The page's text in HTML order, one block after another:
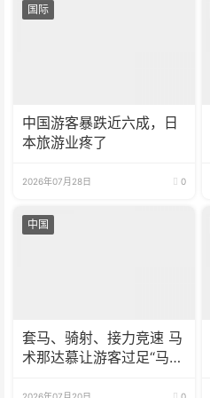
国际
中国游客暴跌近六成，日
本旅游业疼了
2026年07月28日 0
中国
套马、骑射、接力竞速 马
术那达慕让游客过足“马背